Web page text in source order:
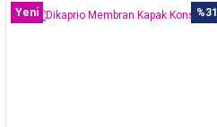
%31
Yeni